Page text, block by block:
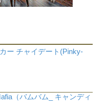
ー チャイデート(Pinky-
（バムバム_ キャンディ